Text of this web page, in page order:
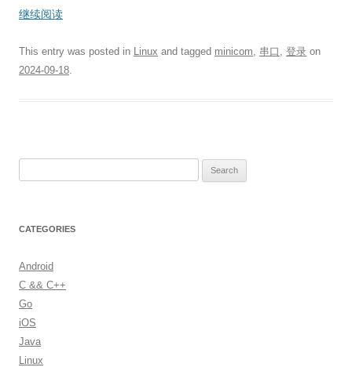
继续阅读
This entry was posted in Linux and tagged minicom, 串口 , 登录 on
2024-09-18.
r
h
f
o
r
:
CATEGORIES
Android
C && C++
Go
iOS
Java
Linux